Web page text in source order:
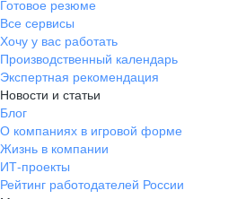
Владивосток
пер. Ланинский д. 4, офис 3.4
+7 423 202-33-28
pr@dv.hh.ru
Новосибирск
ул. Большевистская, д. 35,
помещение 21
Готовое резюме
Все сервисы
Хочу у вас работать
Производственный календарь
Экспертная рекомендация
Новости и статьи
Блог
О компаниях в игровой форме
Жизнь в компании
ИТ-проекты
Рейтинг работодателей России